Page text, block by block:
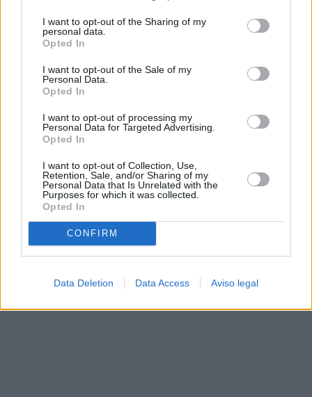
de su consentimiento, pero usted tiene el derecho de
rechazar tal procesamiento. Sus preferencias se aplicarán
cualquier momento entrando de nuevo en este sitio web o
visitando nuestra política de privacidad.
I want to opt-out of the Sharing of my
personal data.
Opted In
I want to opt-out of the Sale of my
Personal Data.
Opted In
I want to opt-out of processing my
Personal Data for Targeted Advertising.
Opted In
I want to opt-out of Collection, Use,
Retention, Sale, and/or Sharing of my
Personal Data that Is Unrelated with the
Purposes for which it was collected.
Opted In
CONFIRM
Data Deletion Data Access Aviso legal